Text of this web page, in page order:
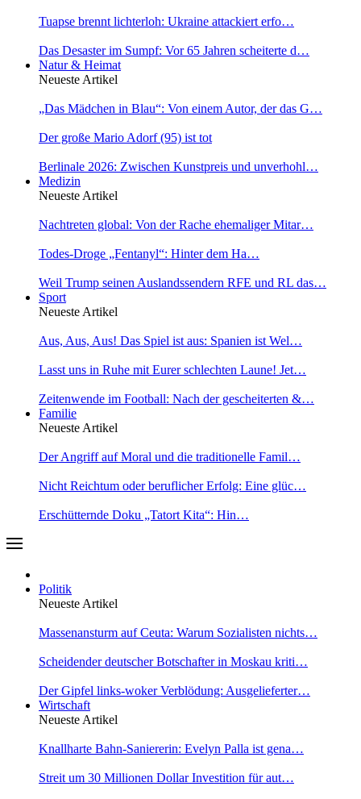
Tuapse brennt lichterloh: Ukraine attackiert erfo…
Das Desaster im Sumpf: Vor 65 Jahren scheiterte d…
Natur & Heimat
Neueste Artikel
„Das Mädchen in Blau“: Von einem Autor, der das G…
Der große Mario Adorf (95) ist tot
Berlinale 2026: Zwischen Kunstpreis und unverhohl…
Medizin
Neueste Artikel
Nachtreten global: Von der Rache ehemaliger Mitar…
Todes-Droge „Fentanyl“: Hinter dem Ha…
Weil Trump seinen Auslandssendern RFE und RL das…
Sport
Neueste Artikel
Aus, Aus, Aus! Das Spiel ist aus: Spanien ist Wel…
Lasst uns in Ruhe mit Eurer schlechten Laune! Jet…
Zeitenwende im Football: Nach der gescheiterten &…
Familie
Neueste Artikel
Der Angriff auf Moral und die traditionelle Famil…
Nicht Reichtum oder beruflicher Erfolg: Eine glüc…
Erschütternde Doku „Tatort Kita“: Hin…
Politik
Neueste Artikel
Massenansturm auf Ceuta: Warum Sozialisten nichts…
Scheidender deutscher Botschafter in Moskau kriti…
Der Gipfel links-woker Verblödung: Ausgelieferter…
Wirtschaft
Neueste Artikel
Knallharte Bahn-Saniererin: Evelyn Palla ist gena…
Streit um 30 Millionen Dollar Investition für aut…